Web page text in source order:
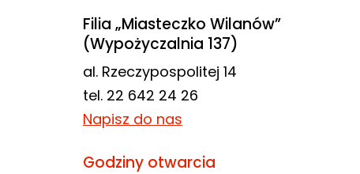
Filia „Miasteczko Wilanów”
(Wypożyczalnia 137)
al. Rzeczypospolitej 14
tel. 22 642 24 26
Napisz do nas
Godziny otwarcia